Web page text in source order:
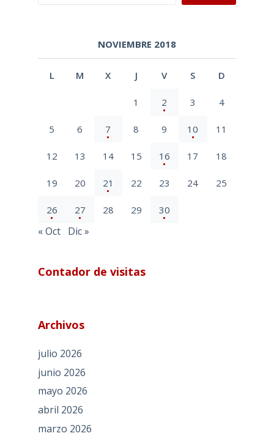
NOVIEMBRE 2018
L M X J V S D
1 2 3 4
5 6 7 8 9 10 11
12 13 14 15 16 17 18
19 20 21 22 23 24 25
26 27 28 29 30
« Oct Dic »
Contador de visitas
Archivos
julio 2026
junio 2026
mayo 2026
abril 2026
marzo 2026